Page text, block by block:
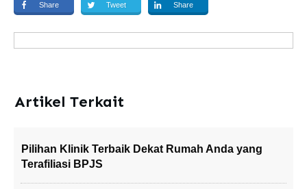
Share Tweet Share
Artikel Terkait
Pilihan Klinik Terbaik Dekat Rumah Anda yang
Terafiliasi BPJS